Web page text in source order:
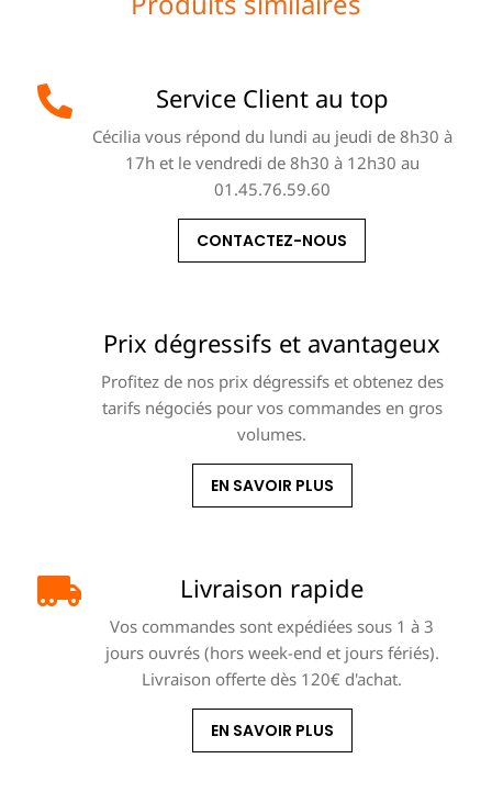
Service Client au top
Cécilia vous répond du lundi au jeudi de 8h30 à
17h et le vendredi de 8h30 à 12h30 au
01.45.76.59.60
CONTACTEZ-NOUS
Prix dégressifs et avantageux
Profitez de nos prix dégressifs et obtenez des
tarifs négociés pour vos commandes en gros
volumes.
EN SAVOIR PLUS
Livraison rapide
Vos commandes sont expédiées sous 1 à 3
jours ouvrés (hors week-end et jours fériés).
Livraison offerte dès 120€ d'achat.
EN SAVOIR PLUS